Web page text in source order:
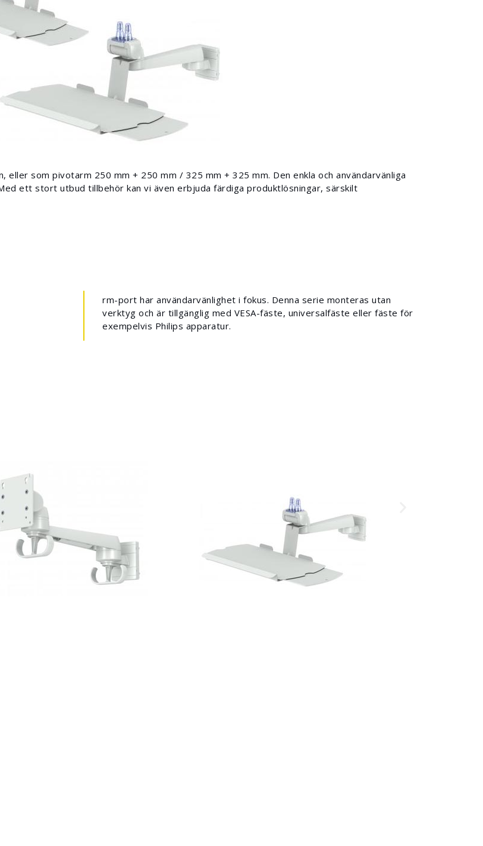
som pivotarm 250 mm + 250 mm / 325 mm + 325 mm. Den enkla och användarvänliga
ett stort utbud tillbehör kan vi även erbjuda färdiga produktlösningar, särskilt
rm-port har användarvänlighet i fokus. Denna serie monteras utan
verktyg och är tillgänglig med VESA-fäste, universalfäste eller fäste för
exempelvis Philips apparatur.